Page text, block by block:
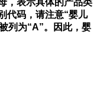
，表示具体的产品类
代码，请注意“婴儿
列为“A”。因此，婴